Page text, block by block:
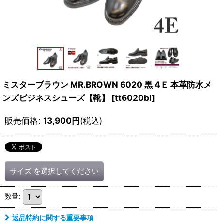
ミスターブラウン MR.BROWN 6020 黒 4Ｅ 本革防水メ
ンズビジネスシューズ【靴】
[tt6020bl]
販売価格: 13,900円(税込)
サイズ を選択してください
数量:
返品特約に関する重要事項